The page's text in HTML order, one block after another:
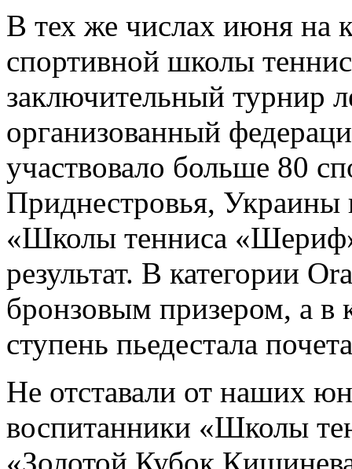
В тех же числах июня на
спортивной школы
заключительный турнир
организованный
участвовало больше 80
Приднестровья,
«Школы тенниса
результат. В категории
бронзовым призером, а в
ступень пьедестала
Не отставали от наших
воспитанники «Школы
«Золотой Кубок